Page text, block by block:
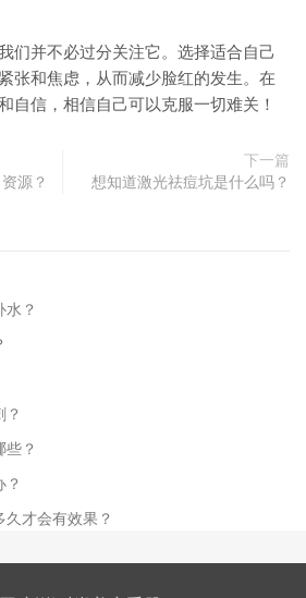
们并不必过分关注它。选择适合自己
张和焦虑，从而减少脸红的发生。在
自信，相信自己可以克服一切难关！
源？
下一篇
想知道激光祛痘坑是什么吗？
？
？
些？
？
才会有效果？